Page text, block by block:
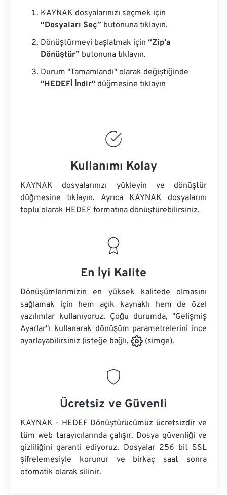
KAYNAK dosyalarınızı seçmek için
“Dosyaları Seç” butonuna tıklayın.
Dönüştürmeyi başlatmak için “Zip’a
Dönüştür” butonuna tıklayın.
Durum "Tamamlandı" olarak değiştiğinde
"HEDEFİ İndir" düğmesine tıklayın
Kullanımı Kolay
KAYNAK dosyalarınızı yükleyin ve dönüştür
düğmesine tıklayın. Ayrıca KAYNAK dosyalarını
toplu olarak HEDEF formatına dönüştürebilirsiniz.
En İyi Kalite
Dönüşümlerimizin en yüksek kalitede olmasını
sağlamak için hem açık kaynaklı hem de özel
yazılımlar kullanıyoruz. Çoğu durumda, "Gelişmiş
Ayarlar"ı kullanarak dönüşüm parametrelerini ince
ayarlayabilirsiniz (isteğe bağlı,
(simge).
Ücretsiz ve Güvenli
KAYNAK - HEDEF Dönüştürücümüz ücretsizdir ve
tüm web tarayıcılarında çalışır. Dosya güvenliği ve
gizliliğini garanti ediyoruz. Dosyalar 256 bit SSL
şifrelemesiyle korunur ve birkaç saat sonra
otomatik olarak silinir.